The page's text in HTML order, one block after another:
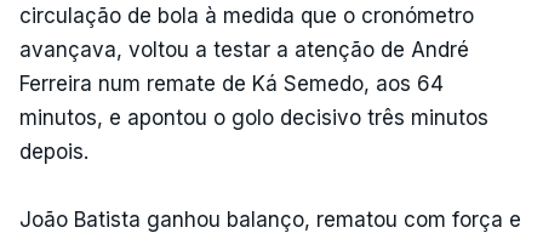
circulação de bola à medida que o cronómetro
avançava, voltou a testar a atenção de André
Ferreira num remate de Ká Semedo, aos 64
minutos, e apontou o golo decisivo três minutos
depois.
João Batista ganhou balanço, rematou com força e